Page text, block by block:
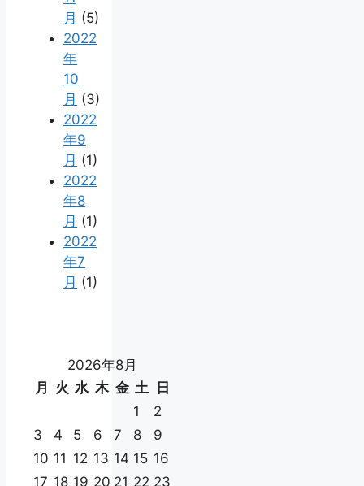
月 (5)
2022
年
10
月 (3)
2022
年9
月 (1)
2022
年8
月 (1)
2022
年7
月 (1)
2026年8月
月
火 水 木 金 土
日
1
2
3
4 5 6 7 8
9
10 11 12 13 14 15 16
17 18 19 20 21 22 23